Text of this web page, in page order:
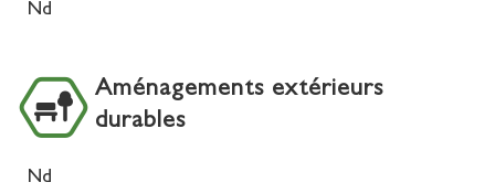
Nd
Aménagements extérieurs
durables
Nd